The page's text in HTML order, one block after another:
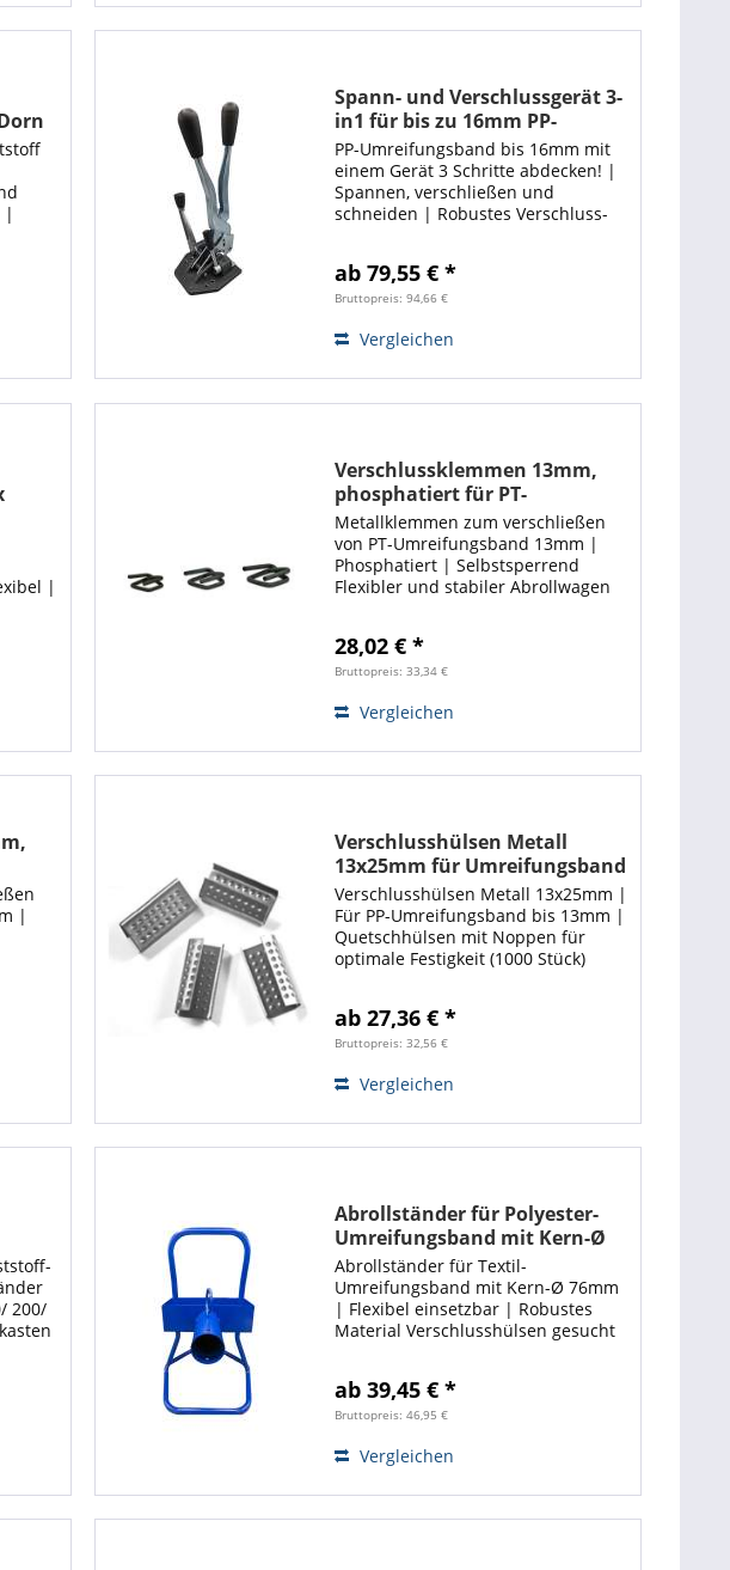
|
Spann- und Verschlussgerät 3-
in1 für bis zu 16mm PP-
Umreifungsband! Ecoline
PP-Umreifungsband bis 16mm mit
einem Gerät 3 Schritte abdecken! |
Spannen, verschließen und
schneiden | Robustes Verschluss-
gesucht ❓ ❗ Hier entlang! ❗
ab 79,55 € *
Bruttopreis: 94,66 €
Vergleichen
|
Verschlussklemmen 13mm,
phosphatiert für PT-
Umreifungsband | Ecoline
Metallklemmen zum verschließen
von PT-Umreifungsband 13mm |
Phosphatiert | Selbstsperrend
Flexibler und stabiler Abrollwagen
28,02 € *
Bruttopreis: 33,34 €
Vergleichen
|
Verschlusshülsen Metall
13x25mm für Umreifungsband
bis 13 mm Quetschhülse (1000
Stück) | Ecoline
Verschlusshülsen Metall 13x25mm |
Für PP-Umreifungsband bis 13mm |
Quetschhülsen mit Noppen für
optimale Festigkeit (1000 Stück)
ab 27,36 € *
Bruttopreis: 32,56 €
Vergleichen
200/
Abrollständer für Polyester-
Umreifungsband mit Kern-Ø
76mm | Ecoline
Abrollständer für Textil-
Umreifungsband mit Kern-Ø 76mm
| Flexibel einsetzbar | Robustes
Material Verschlusshülsen gesucht
ab 39,45 € *
Bruttopreis: 46,95 €
Vergleichen